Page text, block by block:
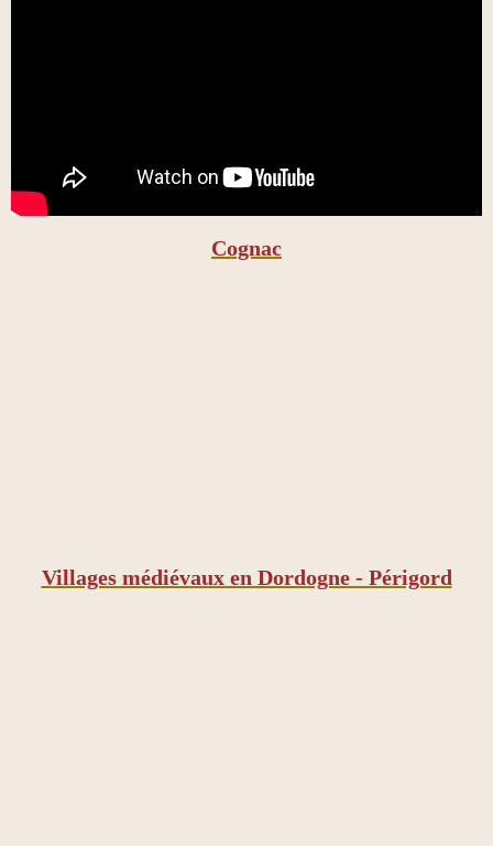
Cognac
Villages médiévaux en Dordogne - Périgord